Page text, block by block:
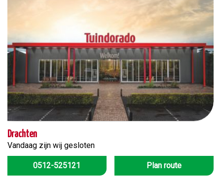
Drachten
Vandaag zijn wij gesloten
0512-525121 Plan route